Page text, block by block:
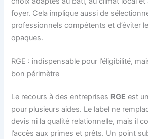
foyer. Cela implique aussi de
professionnels compétents et d’éviter
opaques.
RGE : indispensable pour l’éligibilité,
bon périmètre
Le recours à des entreprises RGE est
pour plusieurs aides. Le label ne
devis ni la qualité relationnelle, mais il
l’accès aux primes et prêts. Un point